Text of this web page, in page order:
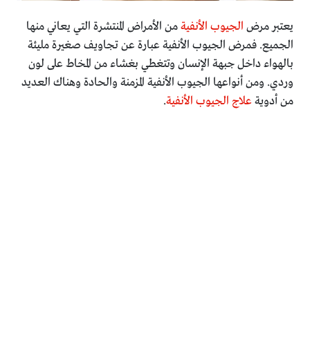
يعتبر مرض الجيوب الأنفيةمن الأمراض المنتشرة التي يعاني منها
الجميع. فمرض الجيوب الأنفية عبارة عن تجاويف صغيرة مليئة
بالهواء داخل جبهة الإنسان وتتغطي بغشاء من المخاط على لون
وردي. ومن أنواعها الجيوب الأنفية المزمنة والحادة وهناك العديد
من أدوية علاج الجيوب الأنفية.